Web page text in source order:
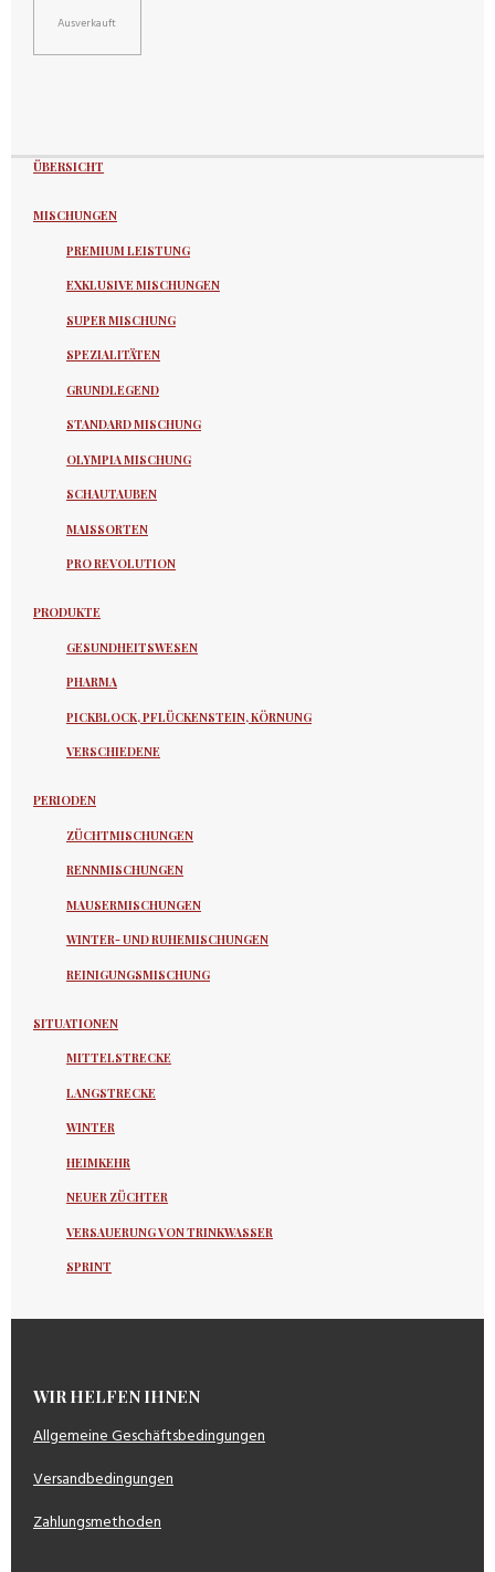
Ausverkauft
ÜBERSICHT
MISCHUNGEN
PREMIUM LEISTUNG
EXKLUSIVE MISCHUNGEN
SUPER MISCHUNG
SPEZIALITÄTEN
GRUNDLEGEND
STANDARD MISCHUNG
OLYMPIA MISCHUNG
SCHAUTAUBEN
MAISSORTEN
PRO REVOLUTION
PRODUKTE
GESUNDHEITSWESEN
PHARMA
PICKBLOCK, PFLÜCKENSTEIN, KÖRNUNG
VERSCHIEDENE
PERIODEN
ZÜCHTMISCHUNGEN
RENNMISCHUNGEN
MAUSERMISCHUNGEN
WINTER- UND RUHEMISCHUNGEN
REINIGUNGSMISCHUNG
SITUATIONEN
MITTELSTRECKE
LANGSTRECKE
WINTER
HEIMKEHR
NEUER ZÜCHTER
VERSAUERUNG VON TRINKWASSER
SPRINT
WIR HELFEN IHNEN
Allgemeine Geschäftsbedingungen
Versandbedingungen
Zahlungsmethoden